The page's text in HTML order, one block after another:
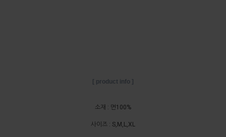
[ product info ]
소재 : 면100%
사이즈 : S,M,L,XL